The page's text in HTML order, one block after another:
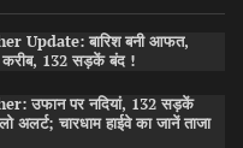
Update: बारिश बनी आफत,
करीब, 132 सड़कें बंद !
उफान पर नदियां, 132 सड़कें
अलर्ट; चारधाम हाईवे का जानें ताजा